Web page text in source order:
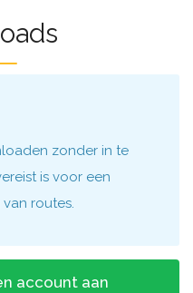
zonder in te
is voor een
routes.
account aan